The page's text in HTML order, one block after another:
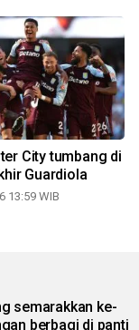
City tumbang di
Guardiola
13:59 WIB
semarakkan ke-
berbagi di panti